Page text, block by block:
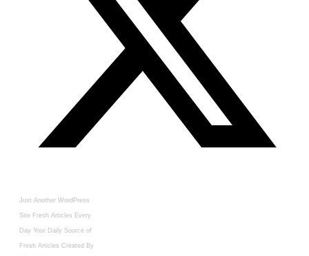
Just Another WordPress
Site Fresh Articles Every
Day Your Daily Source of
Fresh Articles Created By